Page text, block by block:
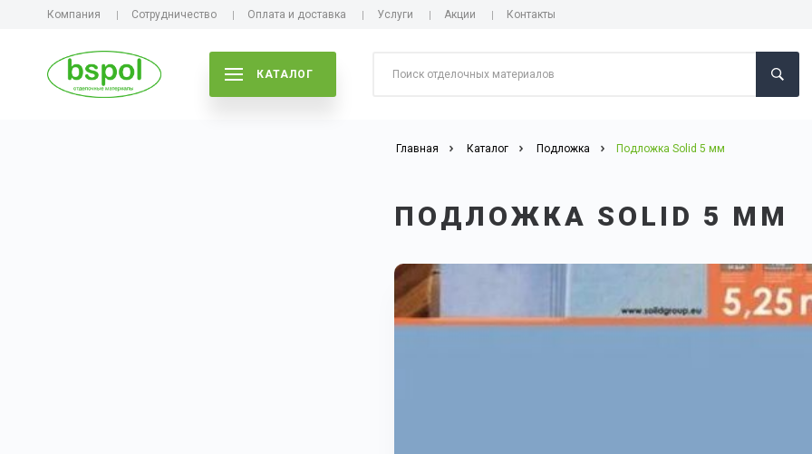
Компания Сотрудничество Оплата и доставка Услуги Акции Контакты
КАТАЛОГ
Главная Каталог Подложка Подложка Solid 5 мм
ПОДЛОЖКА SOLID 5 ММ